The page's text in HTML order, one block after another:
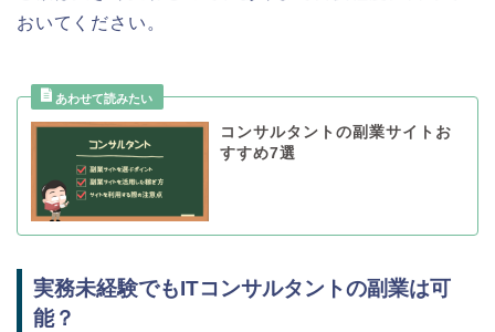
おいてください。
コンサルタントの副業サイトお
すすめ7選
実務未経験でもITコンサルタントの副業は可
能？